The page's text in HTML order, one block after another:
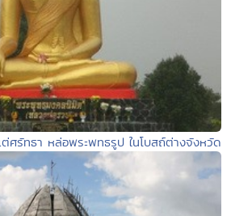
รัทธา หล่อพระพทธรูป ในโบสถ์ต่างจังหวัด